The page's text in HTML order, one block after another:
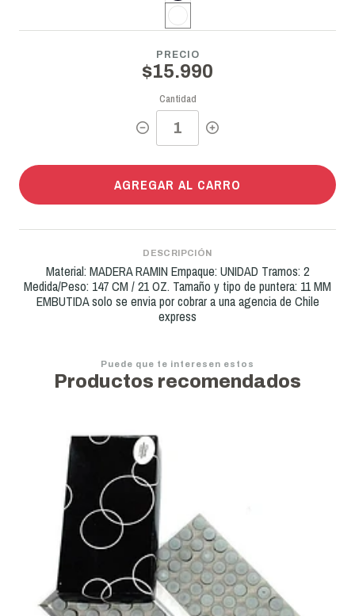
PRECIO
$15.990
Cantidad
AGREGAR AL CARRO
DESCRIPCIÓN
Material: MADERA RAMIN Empaque: UNIDAD Tramos: 2
Medida/Peso: 147 CM / 21 OZ. Tamaño y tipo de puntera: 11 MM
EMBUTIDA solo se envia por cobrar a una agencia de Chile
express
Puede que te interesen estos
Productos recomendados